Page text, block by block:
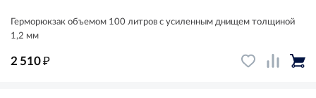
Герморюкзак объемом 100 литров с усиленным днищем толщиной
1,2 мм
2 510₽